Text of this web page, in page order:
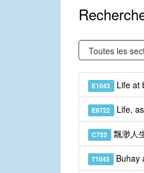
E1043 Life at
E8722 Life,
C722 飄渺人
T1043 Buhay